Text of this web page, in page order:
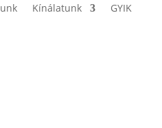
Kínálatunk GYIK